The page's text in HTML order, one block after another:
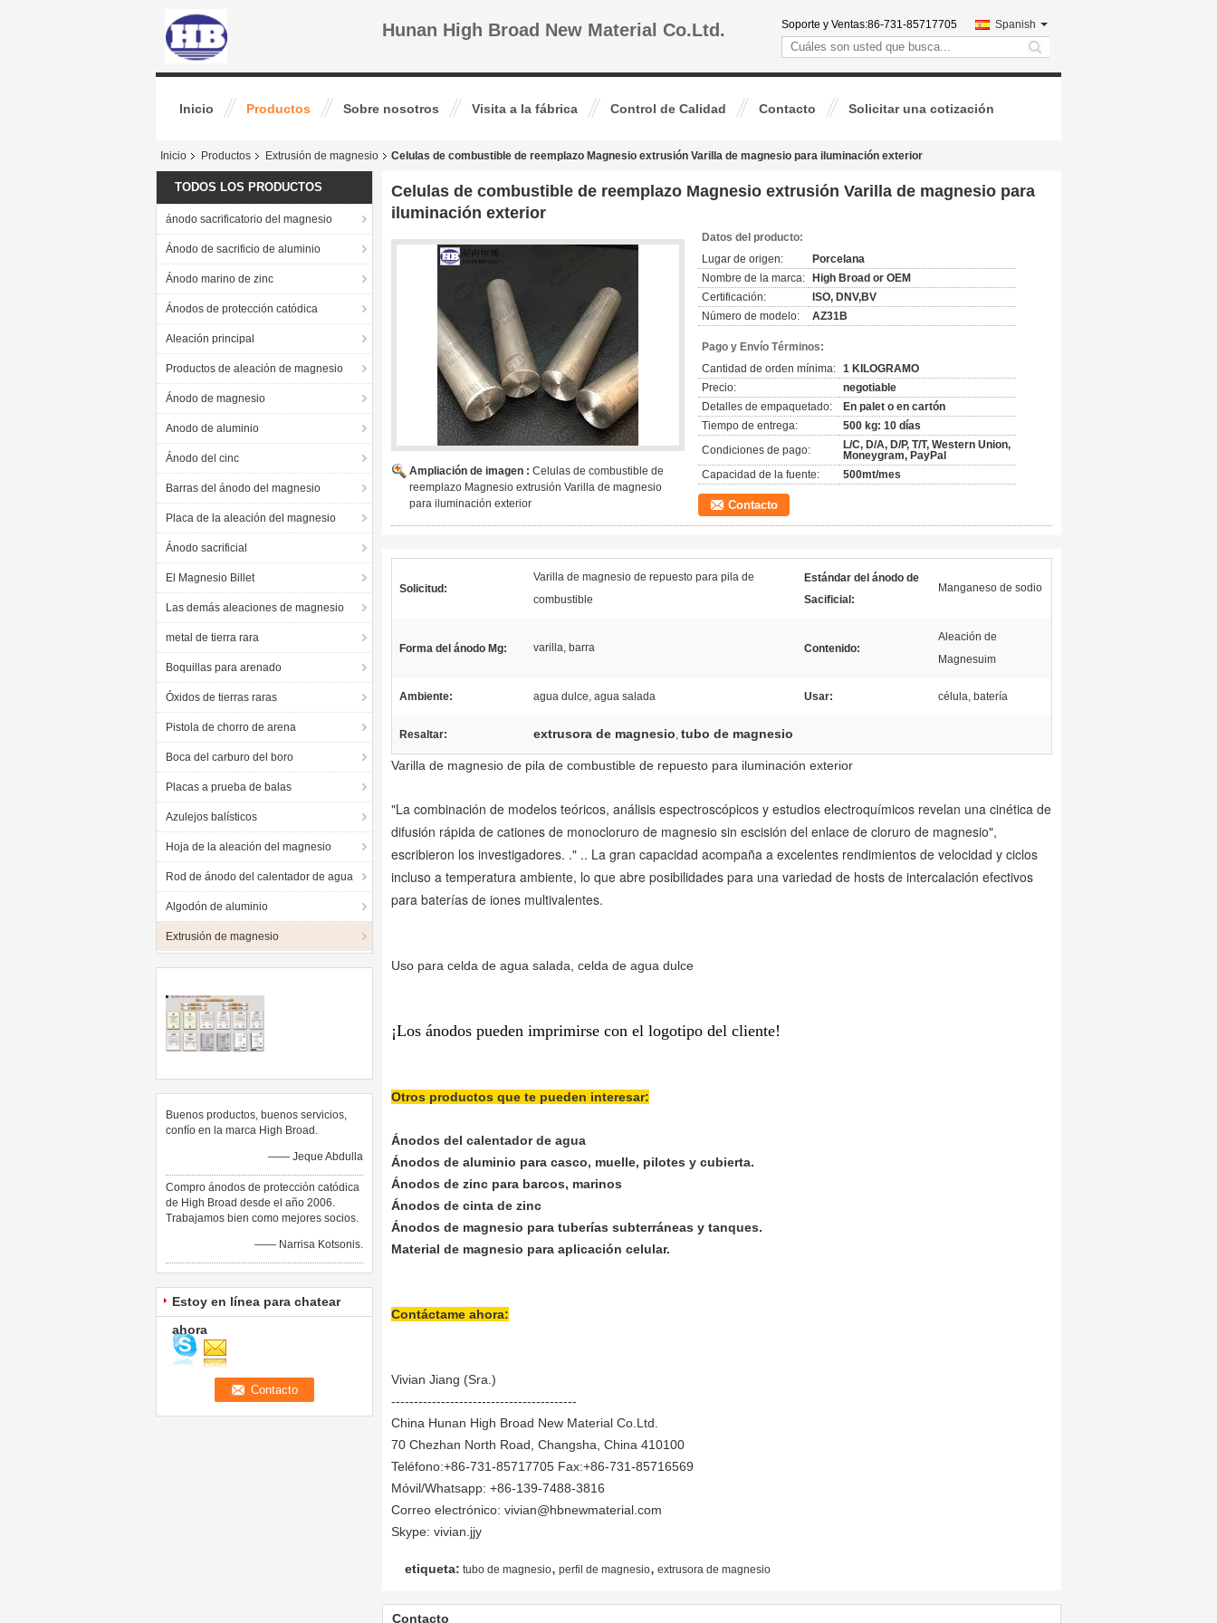
Hunan High Broad New Material Co.Ltd. Soporte y Ventas:86-731-85717705 Spanish
search
Inicio Productos Sobre nosotros Visita a la fábrica Control de Calidad Contacto Solicitar una cotización
Inicio Productos Extrusión de magnesio Celulas de combustible de reemplazo Magnesio extrusión Varilla de magnesio para iluminación exterior
TODOS LOS PRODUCTOS
ánodo sacrificatorio del magnesio
Ánodo de sacrificio de aluminio
Ánodo marino de zinc
Ánodos de protección catódica
Aleación principal
Productos de aleación de magnesio
Ánodo de magnesio
Anodo de aluminio
Ánodo del cinc
Barras del ánodo del magnesio
Placa de la aleación del magnesio
Ánodo sacrificial
El Magnesio Billet
Las demás aleaciones de magnesio
metal de tierra rara
Boquillas para arenado
Óxidos de tierras raras
Pistola de chorro de arena
Boca del carburo del boro
Placas a prueba de balas
Azulejos balísticos
Hoja de la aleación del magnesio
Rod de ánodo del calentador de agua
Algodón de aluminio
Extrusión de magnesio
Buenos productos, buenos servicios,
confío en la marca High Broad.
—— Jeque Abdulla
Compro ánodos de protección catódica
de High Broad desde el año 2006.
Trabajamos bien como mejores socios.
—— Narrisa Kotsonis.
Estoy en línea para chatear
ahora
Celulas de combustible de reemplazo Magnesio extrusión Varilla de magnesio para
iluminación exterior
Ampliación de imagen : Celulas de combustible de
reemplazo Magnesio extrusión Varilla de magnesio
para iluminación exterior
Datos del producto:
Lugar de origen:
Porcelana
Nombre de la marca:
High Broad or OEM
Certificación:
ISO, DNV,BV
Número de modelo:
AZ31B
Pago y Envío Términos:
Cantidad de orden mínima: 1 KILOGRAMO
Precio:
negotiable
Detalles de empaquetado:
En palet o en cartón
Tiempo de entrega:
500 kg: 10 días
Condiciones de pago:
L/C, D/A, D/P, T/T, Western Union,
Moneygram, PayPal
Capacidad de la fuente:
500mt/mes
Contacto
Solicitud:
Varilla de magnesio de repuesto para pila de
combustible
Estándar del ánodo de
Sacificial:
Manganeso de sodio
Forma del ánodo Mg: varilla, barra Contenido:
Aleación de
Magnesuim
Ambiente: agua dulce, agua salada Usar: célula, batería
Resaltar: extrusora de magnesio, tubo de magnesio
Varilla de magnesio de pila de combustible de repuesto para iluminación exterior
"La combinación de modelos teóricos, análisis espectroscópicos y estudios electroquímicos revelan una cinética de
difusión rápida de cationes de monocloruro de magnesio sin escisión del enlace de cloruro de magnesio",
escribieron los investigadores. ." .. La gran capacidad acompaña a excelentes rendimientos de velocidad y ciclos
incluso a temperatura ambiente, lo que abre posibilidades para una variedad de hosts de intercalación efectivos
para baterías de iones multivalentes.
Uso para celda de agua salada, celda de agua dulce
¡Los ánodos pueden imprimirse con el logotipo del cliente!
Otros productos que te pueden interesar:
Ánodos del calentador de agua
Ánodos de aluminio para casco, muelle, pilotes y cubierta.
Ánodos de zinc para barcos, marinos
Ánodos de cinta de zinc
Ánodos de magnesio para tuberías subterráneas y tanques.
Material de magnesio para aplicación celular.
Contáctame ahora:
Vivian Jiang (Sra.)
-----------------------------------------
China Hunan High Broad New Material Co.Ltd.
70 Chezhan North Road, Changsha, China 410100
Teléfono:+86-731-85717705 Fax:+86-731-85716569
Móvil/Whatsapp: +86-139-7488-3816
Correo electrónico: vivian@hbnewmaterial.com
Skype: vivian.jjy
etiqueta: tubo de magnesio, perfil de magnesio, extrusora de magnesio
Contacto